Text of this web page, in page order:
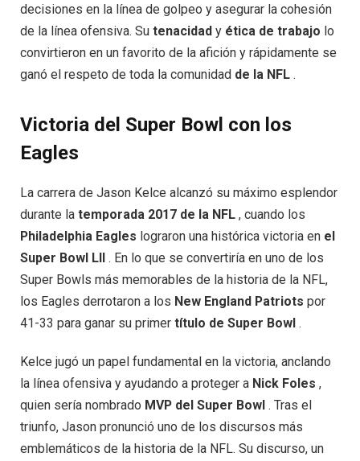
decisiones en la línea de golpeo y asegurar la cohesión
de la línea ofensiva. Su tenacidad y ética de trabajo lo
convirtieron en un favorito de la afición y rápidamente se
ganó el respeto de toda la comunidad de la NFL .
Victoria del Super Bowl con los
Eagles
La carrera de Jason Kelce alcanzó su máximo esplendor
durante la temporada 2017 de la NFL , cuando los
Philadelphia Eagles lograron una histórica victoria en el
Super Bowl LII . En lo que se convertiría en uno de los
Super Bowls más memorables de la historia de la NFL,
los Eagles derrotaron a los New England Patriots por
41-33 para ganar su primer título de Super Bowl .
Kelce jugó un papel fundamental en la victoria, anclando
la línea ofensiva y ayudando a proteger a Nick Foles ,
quien sería nombrado MVP del Super Bowl . Tras el
triunfo, Jason pronunció uno de los discursos más
emblemáticos de la historia de la NFL. Su discurso, un